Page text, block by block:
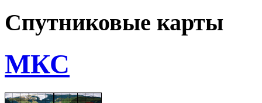
Спутниковые карты
МКС